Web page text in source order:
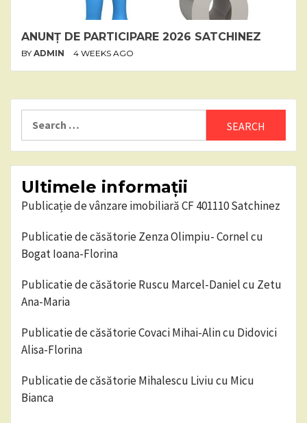
ANUNȚ DE PARTICIPARE 2026 SATCHINEZ
BY ADMIN 4 WEEKS AGO
for:
Ultimele informații
Publicație de vânzare imobiliară CF 401110 Satchinez
Publicatie de căsătorie Zenza Olimpiu- Cornel cu
Bogat Ioana-Florina
Publicatie de căsătorie Ruscu Marcel-Daniel cu Zetu
Ana-Maria
Publicatie de căsătorie Covaci Mihai-Alin cu Didovici
Alisa-Florina
Publicatie de căsătorie Mihalescu Liviu cu Micu
Bianca